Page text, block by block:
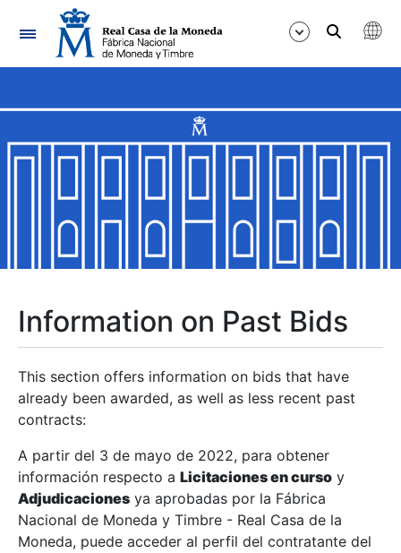
Navigation
Show/Hide
Show/Hide
Show/Hide
Show/Hide
Show/Hide
Information on Past Bids
This section offers information on bids that have
already been awarded, as well as less recent past
contracts:
A partir del 3 de mayo de 2022, para obtener
información respecto a Licitaciones en curso y
Adjudicaciones ya aprobadas por la Fábrica
Nacional de Moneda y Timbre - Real Casa de la
Moneda, puede acceder al perfil del contratante del